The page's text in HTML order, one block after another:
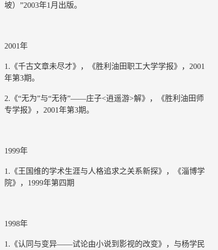
坡）”2003年1月出版。
2001年
1.《千古文章未尽才》，《胜利油田职工大学学报》，2001
年第3期。
2.《“无为”与“无待”——庄子<逍遥游>解》，《胜利油田师
专学报》，2001年第3期。
1999年
1.《王国维的学术生涯与人格追求之关系新探》，《淄博学
院》，1999年第四期
1998年
1.《认同与变异——试论由小说到影视的改变》，与杨学民